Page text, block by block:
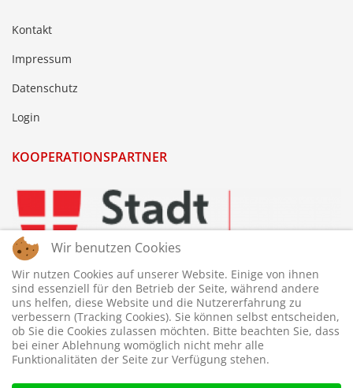
Kontakt
Impressum
Datenschutz
Login
KOOPERATIONSPARTNER
Wir benutzen Cookies
Wir nutzen Cookies auf unserer Website. Einige von ihnen
sind essenziell für den Betrieb der Seite, während andere
uns helfen, diese Website und die Nutzererfahrung zu
verbessern (Tracking Cookies). Sie können selbst entscheiden,
ob Sie die Cookies zulassen möchten. Bitte beachten Sie, dass
bei einer Ablehnung womöglich nicht mehr alle
Funktionalitäten der Seite zur Verfügung stehen.